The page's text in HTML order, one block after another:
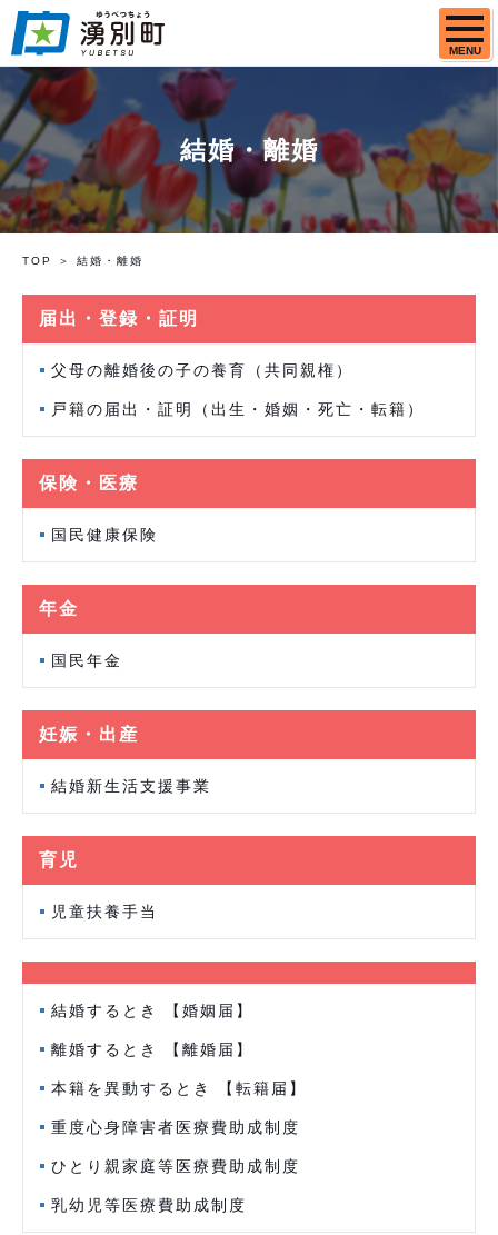
MENU
結婚・離婚
TOP 結婚・離婚
届出・登録・証明
父母の離婚後の子の養育（共同親権）
戸籍の届出・証明（出生・婚姻・死亡・転籍）
保険・医療
国民健康保険
年金
国民年金
妊娠・出産
結婚新生活支援事業
育児
児童扶養手当
結婚するとき 【婚姻届】
離婚するとき 【離婚届】
本籍を異動するとき 【転籍届】
重度心身障害者医療費助成制度
ひとり親家庭等医療費助成制度
乳幼児等医療費助成制度